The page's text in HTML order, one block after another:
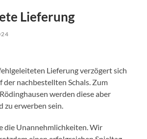
Lieferung
Lieferung verzögert sich
der nachbestellten Schals. Zum
werden diese aber
zu erwerben sein.
die Unannehmlichkeiten. Wir